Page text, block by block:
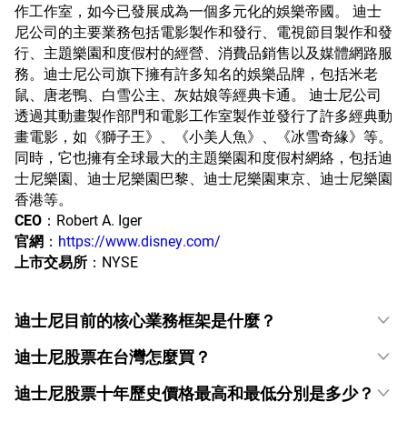
作工作室，如今已發展成為一個多元化的娛樂帝國。 迪士
尼公司的主要業務包括電影製作和發行、電視節目製作和發
行、主題樂園和度假村的經營、消費品銷售以及媒體網路服
務。迪士尼公司旗下擁有許多知名的娛樂品牌，包括米老
鼠、唐老鴨、白雪公主、灰姑娘等經典卡通。 迪士尼公司
透過其動畫製作部門和電影工作室製作並發行了許多經典動
畫電影，如《獅子王》、《小美人魚》、《冰雪奇緣》等。
同時，它也擁有全球最大的主題樂園和度假村網絡，包括迪
士尼樂園、迪士尼樂園巴黎、迪士尼樂園東京、迪士尼樂園
香港等。
CEO ：Robert A. Iger
官網 ： https://www.disney.com/
上市交易所 ：NYSE
迪士尼目前的核心業務框架是什麼？
迪士尼股票在台灣怎麼買？
迪士尼股票十年歷史價格最高和最低分別是多少？